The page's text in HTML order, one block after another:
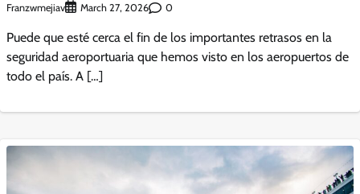
Franzwmejiav March 27, 2026 0
Puede que esté cerca el fin de los importantes retrasos en la
seguridad aeroportuaria que hemos visto en los aeropuertos de
todo el país. A […]